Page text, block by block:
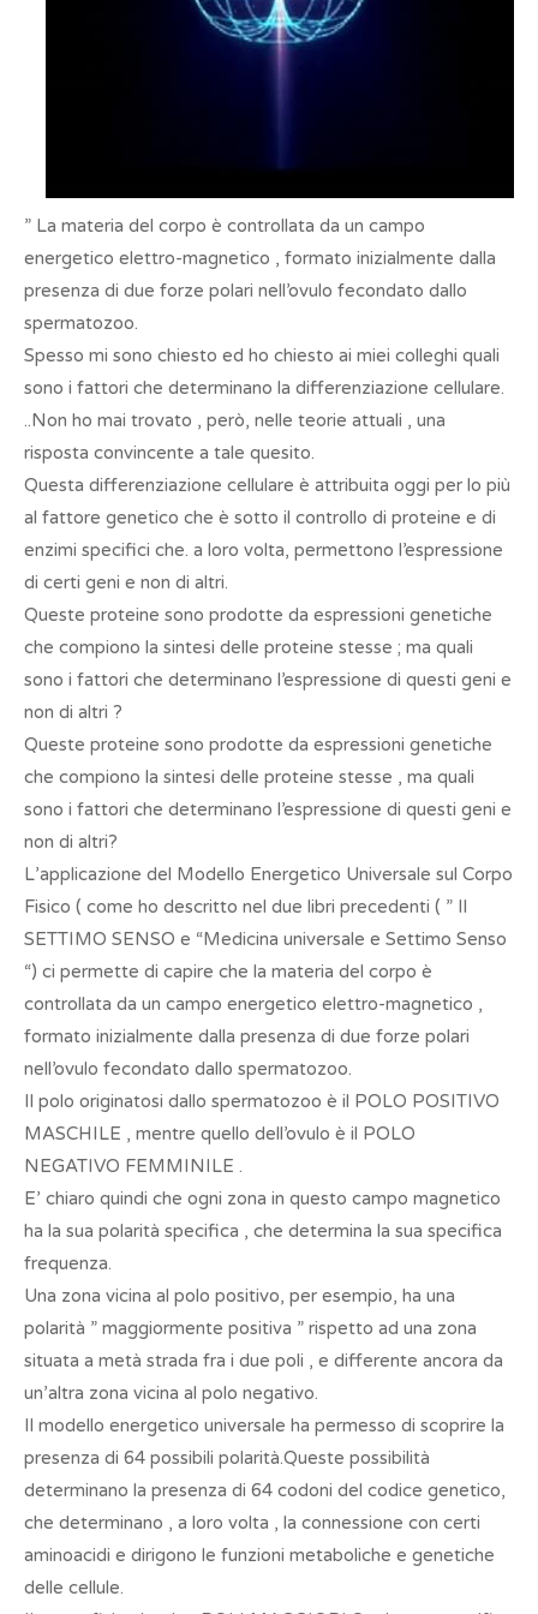
” La materia del corpo è controllata da un campo
energetico elettro-magnetico , formato inizialmente dalla
presenza di due forze polari nell’ovulo fecondato dallo
spermatozoo.
Spesso mi sono chiesto ed ho chiesto ai miei colleghi quali
sono i fattori che determinano la differenziazione cellulare.
..Non ho mai trovato , però, nelle teorie attuali , una
risposta convincente a tale quesito.
Questa differenziazione cellulare è attribuita oggi per lo più
al fattore genetico che è sotto il controllo di proteine e di
enzimi specifici che. a loro volta, permettono l’espressione
di certi geni e non di altri.
Queste proteine sono prodotte da espressioni genetiche
che compiono la sintesi delle proteine stesse ; ma quali
sono i fattori che determinano l’espressione di questi geni e
non di altri ?
Queste proteine sono prodotte da espressioni genetiche
che compiono la sintesi delle proteine stesse , ma quali
sono i fattori che determinano l’espressione di questi geni e
non di altri?
L’applicazione del Modello Energetico Universale sul Corpo
Fisico ( come ho descritto nel due libri precedenti ( ” Il
SETTIMO SENSO e “Medicina universale e Settimo Senso
“) ci permette di capire che la materia del corpo è
controllata da un campo energetico elettro-magnetico ,
formato inizialmente dalla presenza di due forze polari
nell’ovulo fecondato dallo spermatozoo.
Il polo originatosi dallo spermatozoo è il POLO POSITIVO
MASCHILE , mentre quello dell’ovulo è il POLO
NEGATIVO FEMMINILE .
E’ chiaro quindi che ogni zona in questo campo magnetico
ha la sua polarità specifica , che determina la sua specifica
frequenza.
Una zona vicina al polo positivo, per esempio, ha una
polarità ” maggiormente positiva ” rispetto ad una zona
situata a metà strada fra i due poli , e differente ancora da
un’altra zona vicina al polo negativo.
Il modello energetico universale ha permesso di scoprire la
presenza di 64 possibili polarità.Queste possibilità
determinano la presenza di 64 codoni del codice genetico,
che determinano , a loro volta , la connessione con certi
aminoacidi e dirigono le funzioni metaboliche e genetiche
delle cellule.